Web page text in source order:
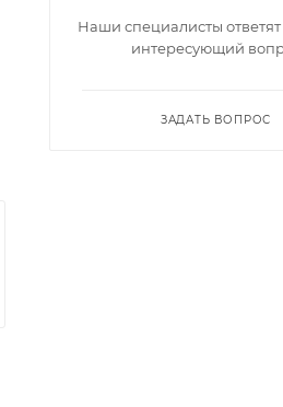
Наши специалисты
интересующий
ЗАДАТЬ ВОПРОС